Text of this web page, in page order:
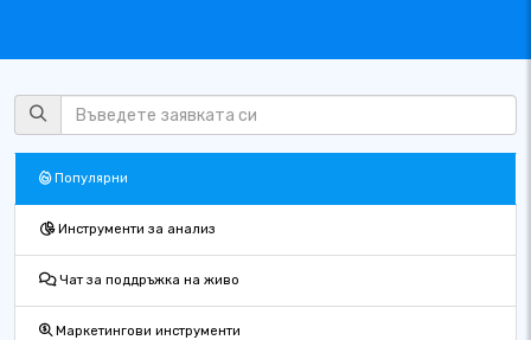
Популярни
Инструменти за анализ
Чат за поддръжка на живо
Маркетингови инструменти